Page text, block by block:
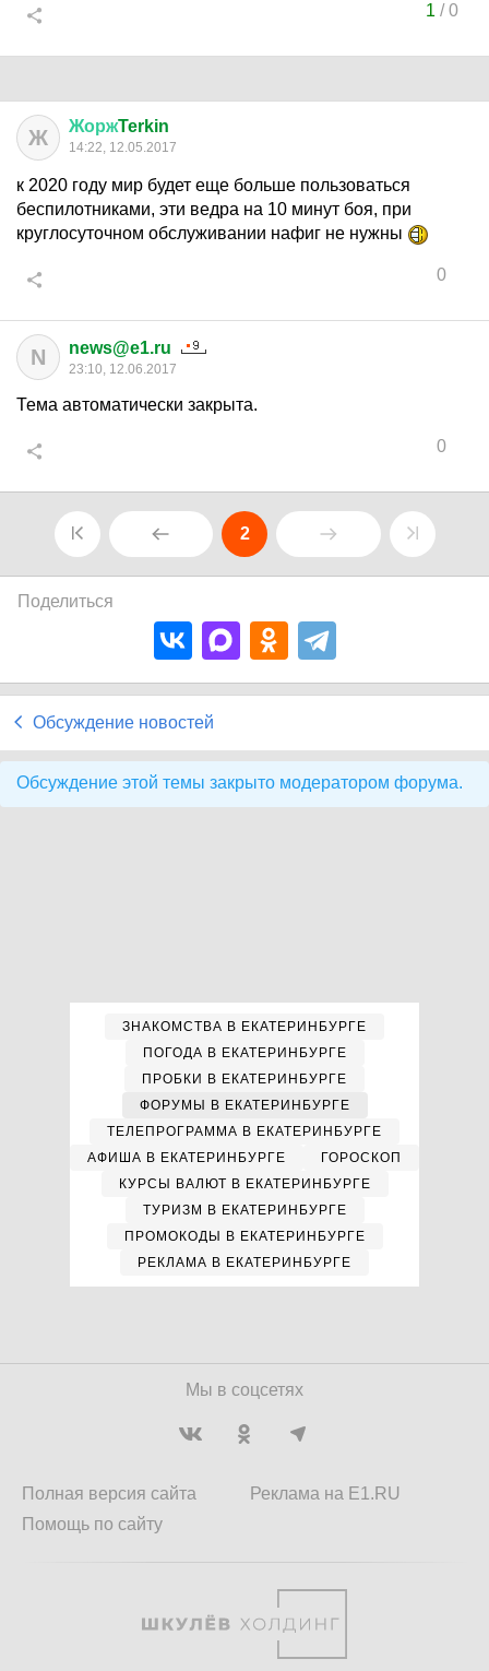
1 /0
Ж ЖоржTerkin
14:22, 12.05.2017
к 2020 году мир будет еще больше пользоваться
беспилотниками, эти ведра на 10 минут боя, при
круглосуточном обслуживании нафиг не нужны
0
N news@e1.ru
23:10, 12.06.2017
Тема автоматически закрыта.
0
2
Поделиться
Обсуждение новостей
Обсуждение этой темы закрыто модератором форума.
ЗНАКОМСТВА В ЕКАТЕРИНБУРГЕ
ПОГОДА В ЕКАТЕРИНБУРГЕ
ПРОБКИ В ЕКАТЕРИНБУРГЕ
ФОРУМЫ В ЕКАТЕРИНБУРГЕ
ТЕЛЕПРОГРАММА В ЕКАТЕРИНБУРГЕ
АФИША В ЕКАТЕРИНБУРГЕ
ГОРОСКОП
КУРСЫ ВАЛЮТ В ЕКАТЕРИНБУРГЕ
ТУРИЗМ В ЕКАТЕРИНБУРГЕ
ПРОМОКОДЫ В ЕКАТЕРИНБУРГЕ
РЕКЛАМА В ЕКАТЕРИНБУРГЕ
Мы в соцсетях
Полная версия сайта
Помощь по сайту
Реклама на E1.RU